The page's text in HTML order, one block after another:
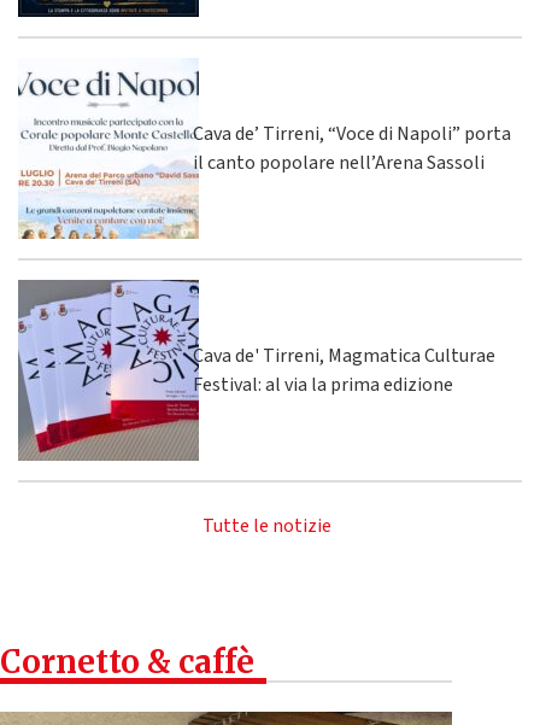
Cava de’ Tirreni, “Voce di Napoli” porta
il canto popolare nell’Arena Sassoli
Cava de' Tirreni, Magmatica Culturae
Festival: al via la prima edizione
Tutte le notizie
Cornetto & caffè